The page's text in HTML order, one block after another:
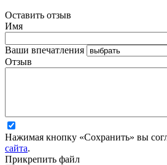
Оставить отзыв
Имя
Ваши впечатления
Отзыв
Нажимая кнопку «Сохранить» вы
сайта.
Прикрепить файл